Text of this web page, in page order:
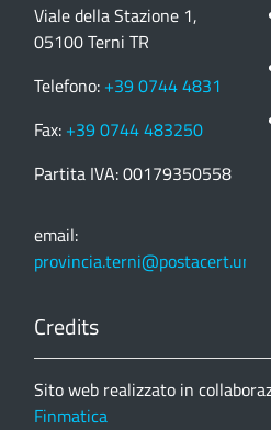
Viale della Stazione 1,
05100 Terni TR
Telefono: +39 0744 4831
Fax: +39 0744 483250
Partita IVA: 00179350558
email:
Credits
Sito web realizzato in
Finmatica